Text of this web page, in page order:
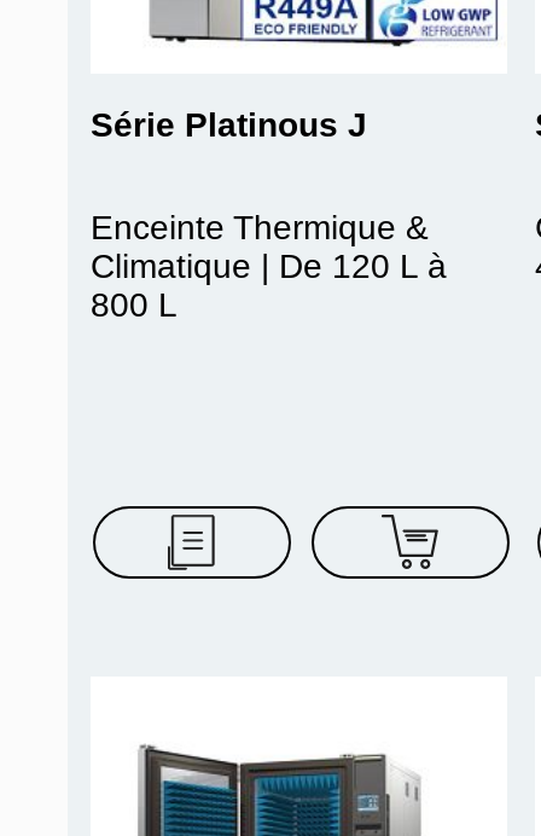
Série Platinous J
Enceinte Thermique &
Climatique | De 120 L à
800 L